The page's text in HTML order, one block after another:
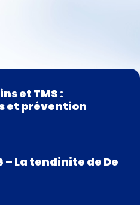
et TMS :
et prévention
– La tendinite de De